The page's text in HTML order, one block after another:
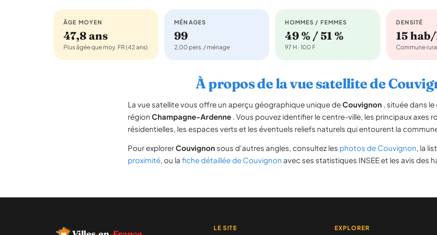
ÂGE MOYEN
47,8 ans
Plus âgée que moy. FR (42 ans)
MÉNAGES
99
2,00 pers. / ménage
HOMMES / FEMMES
49 % / 51 %
97 H · 100 F
DENSITÉ
15
Commune
À propos de la vue satellite de
La vue satellite vous offre un aperçu géographique unique deCouvignon , située dans
région Champagne-Ardenne . Vous pouvez identifier le centre-ville, les principaux axes
résidentielles, les espaces verts et les éventuels reliefs naturels qui entourent la
Pour explorerCouvignon sous d'autres angles, consultez les photos de Couvignon, la
proximité, ou la fiche détaillée de Couvignon avec ses statistiques INSEE et les avis des
LE SITE EXPLORER